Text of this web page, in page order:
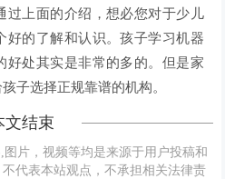
过上面的介绍，想必您对于少儿
好的了解和认识。孩子学习机器
好处其实是非常的多的。但是家
子选择正规靠谱的机构。
文结束
片，视频等均是来源于用户投稿和
代表本站观点，不承担相关法律责